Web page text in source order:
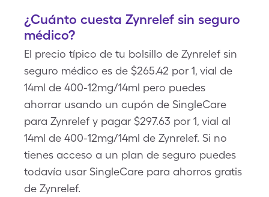
¿Cuánto cuesta Zynrelef sin seguro
médico?
El precio típico de tu bolsillo de Zynrelef sin
seguro médico es de $265.42 por 1, vial de
14ml de 400-12mg/14ml pero puedes
ahorrar usando un cupón de SingleCare
para Zynrelef y pagar $297.63 por 1, vial al
14ml de 400-12mg/14ml de Zynrelef. Si no
tienes acceso a un plan de seguro puedes
todavía usar SingleCare para ahorros gratis
de Zynrelef.